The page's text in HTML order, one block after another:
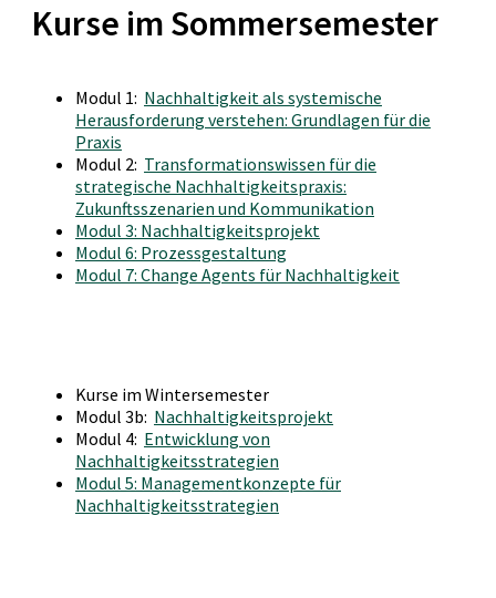
Kurse im Sommersemester
Modul 1: Nachhaltigkeit als systemische
Herausforderung verstehen: Grundlagen für die
Praxis
Modul 2: Transformationswissen für die
strategische Nachhaltigkeitspraxis:
Zukunftsszenarien und Kommunikation
Modul 3: Nachhaltigkeitsprojekt
Modul 6: Prozessgestaltung
Modul 7: Change Agents für Nachhaltigkeit
Kurse im Wintersemester
Modul 3b: Nachhaltigkeitsprojekt
Modul 4: Entwicklung von
Nachhaltigkeitsstrategien
Modul 5: Managementkonzepte für
Nachhaltigkeitsstrategien